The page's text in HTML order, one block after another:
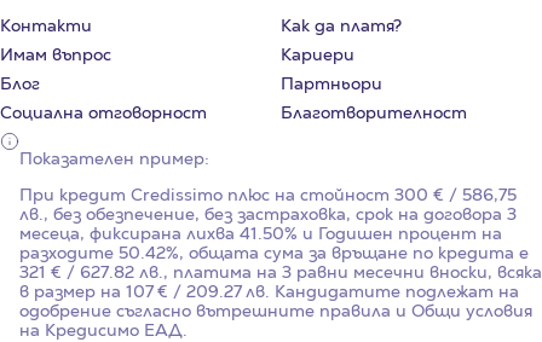
Контакти
Как да платя?
Имам въпрос
Кариери
Блог
Партньори
Социална отговорност
Благотворителност
Показателен пример:
При кредит Credissimo плюс на стойност 300 € / 586,75
лв., без обезпечение, без застраховка, срок на договора 3
месеца, фиксирана лихва 41.50% и Годишен процент на
разходите 50.42%, общата сума за връщане по кредита е
321 € / 627.82 лв., платима на 3 равни месечни вноски, всяка
в размер на 107 € / 209.27 лв. Кандидатите подлежат на
одобрение съгласно вътрешните правила и Общи условия
на Кредисимо ЕАД.